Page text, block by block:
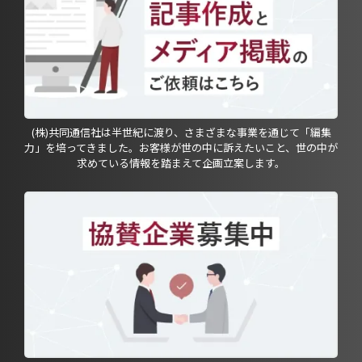
(株)共同通信社は半世紀に渡り、さまざまな事業を通じて「編集
力」を培ってきました。お客様が世の中に訴えたいこと、世の中が
求めている情報を踏まえて企画立案します。